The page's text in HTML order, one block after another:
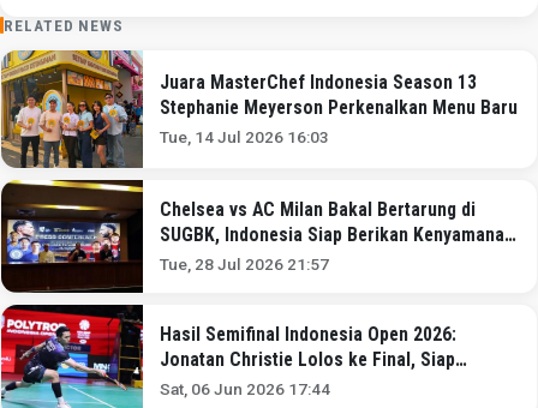
RELATED NEWS
Juara MasterChef Indonesia Season 13
Stephanie Meyerson Perkenalkan Menu Baru
Tue, 14 Jul 2026 16:03
Chelsea vs AC Milan Bakal Bertarung di
SUGBK, Indonesia Siap Berikan Kenyamanan
Terbaik
Tue, 28 Jul 2026 21:57
Hasil Semifinal Indonesia Open 2026:
Jonatan Christie Lolos ke Final, Siap
Tantang Victor Lai!
Sat, 06 Jun 2026 17:44